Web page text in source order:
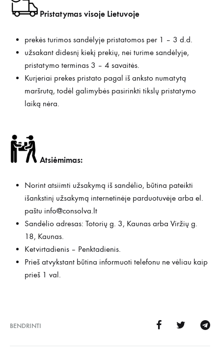
Pristatymas visoje Lietuvoje
prekės turimos sandėlyje pristatomos per 1 – 3 d.d.
užsakant didesnį kiekį prekių, nei turime sandėlyje,
pristatymo terminas 3 – 4 savaitės.
Kurjeriai prekes pristato pagal iš anksto numatytą
maršrutą, todėl galimybės pasirinkti tikslų pristatymo
laiką nėra.
Atsiėmimas:
Norint atsiimti užsakymą iš sandėlio, būtina pateikti
išankstinį užsakymą internetinėje parduotuvėje arba el.
paštu info@consolva.lt
Sandėlio adresas: Totorių g. 3, Kaunas arba Viržių g.
18, Kaunas.
Ketvirtadienis – Penktadienis.
Prieš atvykstant būtina informuoti telefonu ne vėliau kaip
prieš 1 val.
BENDRINTI